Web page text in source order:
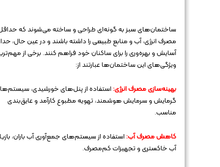
ساختمان‌های سبز به گونه‌ای طراحی و ساخته می‌شوند که
مصرف انرژی، آب و منابع طبیعی را داشته باشند و در عین حال،
آسایش و بهره‌وری را برای ساکنان خود فراهم کنند. برخی از
ویژگی‌های این ساختمان‌ها عبارتند از:
بهینه‌سازی مصرف انرژی:استفاده از پنل‌های خورشیدی،
گرمایش و سرمایش هوشمند، تهویه مطبوع کارآمد و عایق‌بندی
مناسب.
کاهش مصرف آب:استفاده از سیستم‌های جمع‌آوری آب باران،
آب خاکستری و تجهیزات کم‌مصرف.